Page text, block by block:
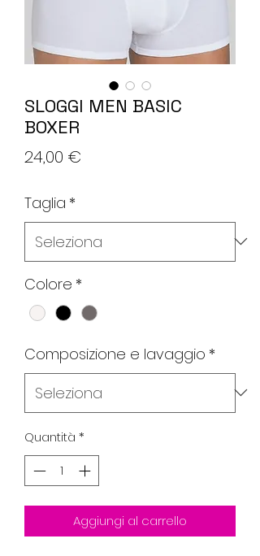
SLOGGI MEN BASIC
BOXER
24,00 €
Taglia *
Colore *
Composizione e lavaggio *
Quantità *
Aggiungi al carrello